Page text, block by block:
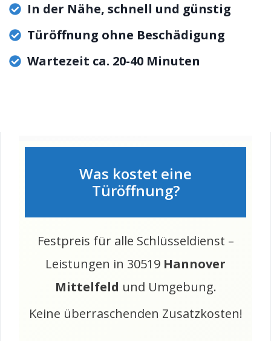
In der Nähe, schnell und günstig
Türöffnung ohne Beschädigung
Wartezeit ca. 20-40 Minuten
Was kostet eine
Türöffnung?
Festpreis für alle Schlüsseldienst –
Leistungen in 30519 Hannover
Mittelfeld und Umgebung.
Keine überraschenden Zusatzkosten!